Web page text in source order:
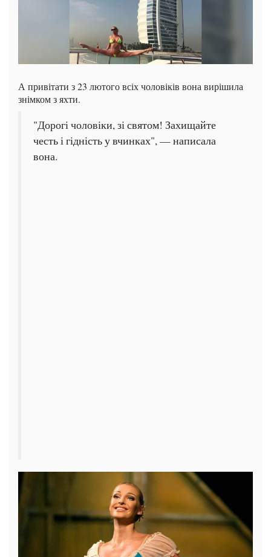
А привітати з 23 лютого всіх чоловіків вона вирішила
знімком з яхти.
"Дорогі чоловіки, зі святом! Захищайте
честь і гідність у вчинках", — написала
вона.